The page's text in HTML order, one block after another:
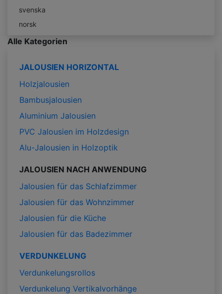
svenska
norsk
Alle Kategorien
JALOUSIEN HORIZONTAL
Holzjalousien
Bambusjalousien
Aluminium Jalousien
PVC Jalousien im Holzdesign
Alu-Jalousien in Holzoptik
JALOUSIEN NACH ANWENDUNG
Jalousien für das Schlafzimmer
Jalousien für das Wohnzimmer
Jalousien für die Küche
Jalousien für das Badezimmer
VERDUNKELUNG
Verdunkelungsrollos
Verdunkelung Vertikalvorhänge